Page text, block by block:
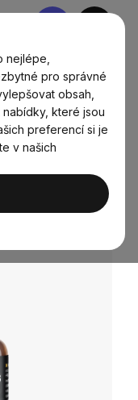
nejlépe,
pro správné
obsah,
které jsou
preferencí si je
v našich
Nákupní
60
trhu, doplněk